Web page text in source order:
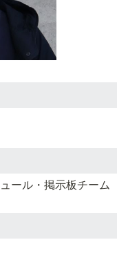
ール・掲示板チーム